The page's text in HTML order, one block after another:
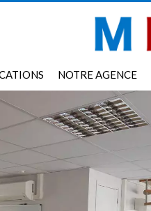
NOTRE AGENCE